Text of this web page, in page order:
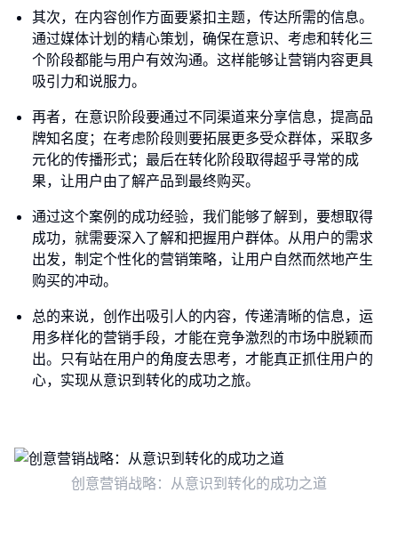
其次，在内容创作方面要紧扣主题，传达所需的信息。
通过媒体计划的精心策划，确保在意识、考虑和转化三
个阶段都能与用户有效沟通。这样能够让营销内容更具
吸引力和说服力。
再者，在意识阶段要通过不同渠道来分享信息，提高品
牌知名度；在考虑阶段则要拓展更多受众群体，采取多
元化的传播形式；最后在转化阶段取得超乎寻常的成
果，让用户由了解产品到最终购买。
通过这个案例的成功经验，我们能够了解到，要想取得
成功，就需要深入了解和把握用户群体。从用户的需求
出发，制定个性化的营销策略，让用户自然而然地产生
购买的冲动。
总的来说，创作出吸引人的内容，传递清晰的信息，运
用多样化的营销手段，才能在竞争激烈的市场中脱颖而
出。只有站在用户的角度去思考，才能真正抓住用户的
心，实现从意识到转化的成功之旅。
创意营销战略：从意识到转化的成功之道